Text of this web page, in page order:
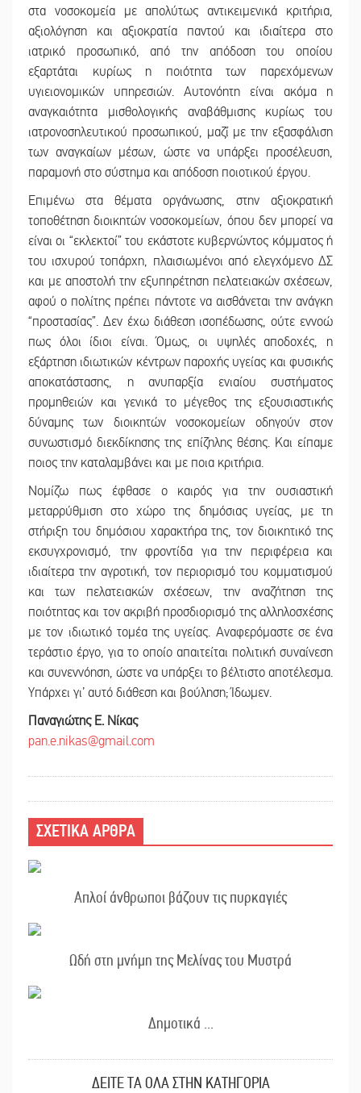
στα νοσοκομεία με απολύτως αντικειμενικά κριτήρια,
αξιολόγηση και αξιοκρατία παντού και ιδιαίτερα στο
ιατρικό προσωπικό, από την απόδοση του οποίου
εξαρτάται κυρίως η ποιότητα των παρεχόμενων
υγιειονομικών υπηρεσιών. Αυτονόητη είναι ακόμα η
αναγκαιότητα μισθολογικής αναβάθμισης κυρίως του
ιατρονοσηλευτικού προσωπικού, μαζί με την εξασφάλιση
των αναγκαίων μέσων, ώστε να υπάρξει προσέλευση,
παραμονή στο σύστημα και απόδοση ποιοτικού έργου.
Επιμένω στα θέματα οργάνωσης, στην αξιοκρατική
τοποθέτηση διοικητών νοσοκομείων, όπου δεν μπορεί να
είναι οι “εκλεκτοί” του εκάστοτε κυβερνώντος κόμματος ή
του ισχυρού τοπάρχη, πλαισιωμένοι από ελεγχόμενο ΔΣ
και με αποστολή την εξυπηρέτηση πελατειακών σχέσεων,
αφού ο πολίτης πρέπει πάντοτε να αισθάνεται την ανάγκη
“προστασίας”. Δεν έχω διάθεση ισοπέδωσης, ούτε εννοώ
πως όλοι ίδιοι είναι. Όμως, οι υψηλές αποδοχές, η
εξάρτηση ιδιωτικών κέντρων παροχής υγείας και φυσικής
αποκατάστασης, η ανυπαρξία ενιαίου συστήματος
προμηθειών και γενικά το μέγεθος της εξουσιαστικής
δύναμης των διοικητών νοσοκομείων οδηγούν στον
συνωστισμό διεκδίκησης της επίζηλης θέσης. Και είπαμε
ποιος την καταλαμβάνει και με ποια κριτήρια.
Νομίζω πως έφθασε ο καιρός για την ουσιαστική
μεταρρύθμιση στο χώρο της δημόσιας υγείας, με τη
στήριξη του δημόσιου χαρακτήρα της, τον διοικητικό της
εκσυγχρονισμό, την φροντίδα για την περιφέρεια και
ιδιαίτερα την αγροτική, τον περιορισμό του κομματισμού
και των πελατειακών σχέσεων, την αναζήτηση της
ποιότητας και τον ακριβή προσδιορισμό της αλληλοσχέσης
με τον ιδιωτικό τομέα της υγείας. Αναφερόμαστε σε ένα
τεράστιο έργο, για το οποίο απαιτείται πολιτική συναίνεση
και συνεννόηση, ώστε να υπάρξει το βέλτιστο αποτέλεσμα.
Υπάρχει γι’ αυτό διάθεση και βούληση; Ίδωμεν.
Παναγιώτης Ε. Νίκας
pan.e.nikas@gmail.com
ΣΧΕΤΙΚΑ ΑΡΘΡΑ
Απλοί άνθρωποι βάζουν τις πυρκαγιές
Ωδή στη μνήμη της Μελίνας του Μυστρά
Δημοτικά ...
ΔΕΙΤΕ ΤΑ ΟΛΑ ΣΤΗΝ ΚΑΤΗΓΟΡΙΑ